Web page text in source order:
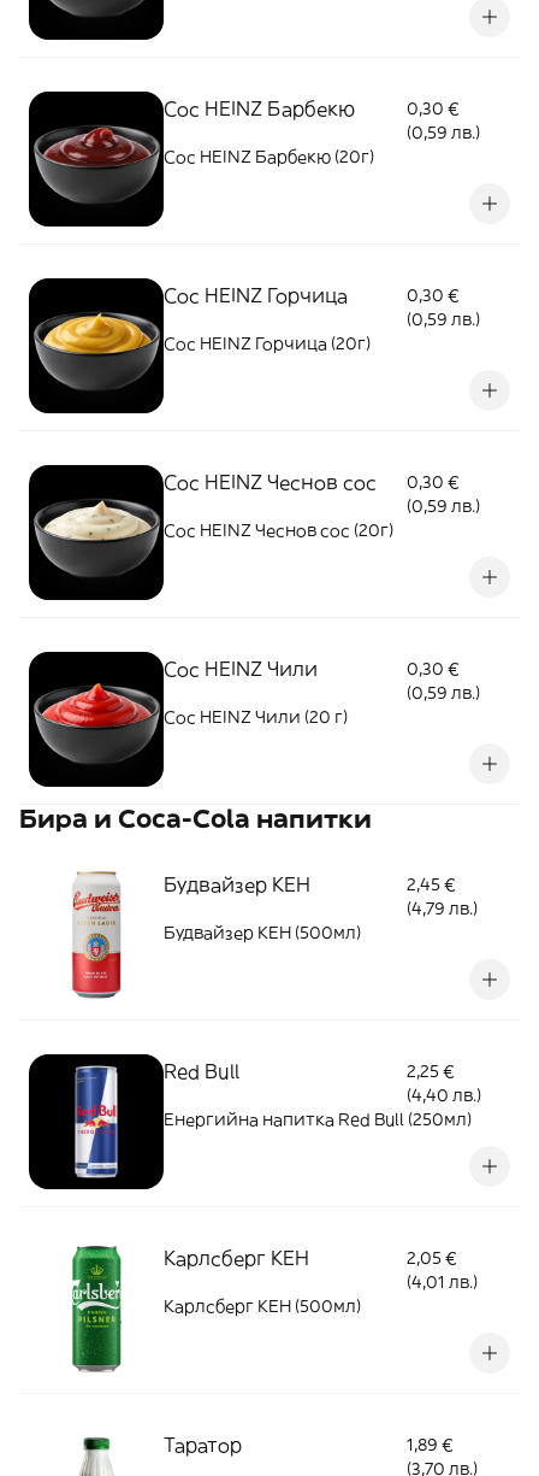
Сос HEINZ Барбекю
0,30 €
(0,59 лв.)
Сос HEINZ Барбекю (20г)
Сос HEINZ Горчица
0,30 €
(0,59 лв.)
Сос HEINZ Горчица (20г)
Сос HEINZ Чеснов сос
0,30 €
(0,59 лв.)
Сос HEINZ Чеснов сос (20г)
Сос HEINZ Чили
0,30 €
(0,59 лв.)
Сос HEINZ Чили (20 г)
Бира и Coca-Cola напитки
Будвайзер КЕН
2,45 €
(4,79 лв.)
Будвайзер КЕН (500мл)
Red Bull
2,25 €
(4,40 лв.)
Енергийна напитка Red Bull (250мл)
Карлсберг КЕН
2,05 €
(4,01 лв.)
Карлсберг КЕН (500мл)
Таратор
1,89 €
(3,70 лв.)